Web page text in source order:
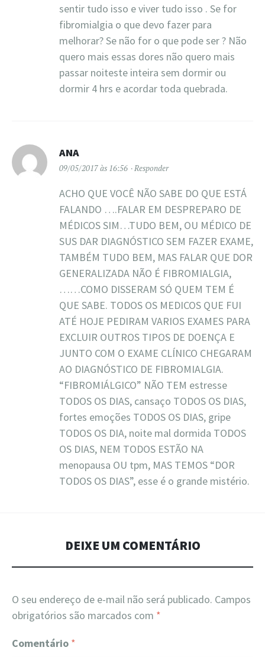
sentir tudo isso e viver tudo isso . Se for
fibromialgia o que devo fazer para
melhorar? Se não for o que pode ser ? Não
quero mais essas dores não quero mais
passar noiteste inteira sem dormir ou
dormir 4 hrs e acordar toda quebrada.
ANA
09/05/2017 às 16:56 Responder
ACHO QUE VOCÊ NÃO SABE DO QUE ESTÁ
FALANDO ….FALAR EM DESPREPARO DE
MÉDICOS SIM…TUDO BEM, OU MÉDICO DE
SUS DAR DIAGNÓSTICO SEM FAZER EXAME,
TAMBÉM TUDO BEM, MAS FALAR QUE DOR
GENERALIZADA NÃO É FIBROMIALGIA,
……COMO DISSERAM SÓ QUEM TEM É
QUE SABE. TODOS OS MEDICOS QUE FUI
ATÉ HOJE PEDIRAM VARIOS EXAMES PARA
EXCLUIR OUTROS TIPOS DE DOENÇA E
JUNTO COM O EXAME CLÍNICO CHEGARAM
AO DIAGNÓSTICO DE FIBROMIALGIA.
“FIBROMIÁLGICO” NÃO TEM estresse
TODOS OS DIAS, cansaço TODOS OS DIAS,
fortes emoções TODOS OS DIAS, gripe
TODOS OS DIA, noite mal dormida TODOS
OS DIAS, NEM TODOS ESTÃO NA
menopausa OU tpm, MAS TEMOS “DOR
TODOS OS DIAS”, esse é o grande mistério.
DEIXE UM COMENTÁRIO
O seu endereço de e-mail não será publicado. Campos
obrigatórios são marcados com *
Comentário *